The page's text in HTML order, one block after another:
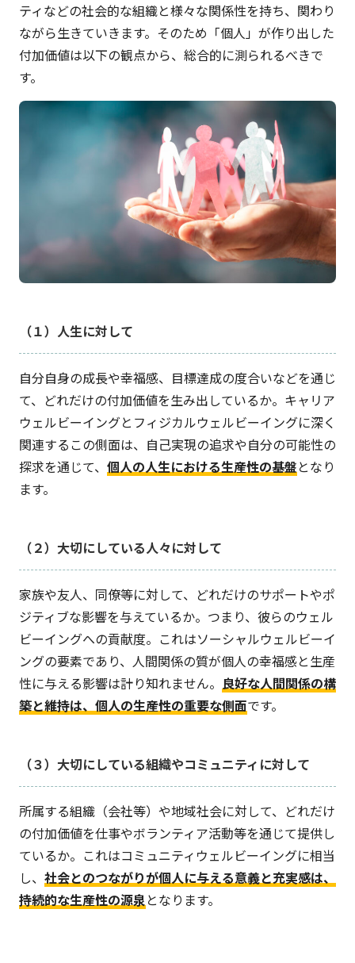
ティなどの社会的な組織と様々な関係性を持ち、関わり
ながら生きていきます。そのため「個人」が作り出した
付加価値は以下の観点から、総合的に測られるべきで
す。
（１）人生に対して
自分自身の成長や幸福感、目標達成の度合いなどを通じ
て、どれだけの付加価値を生み出しているか。キャリア
ウェルビーイングとフィジカルウェルビーイングに深く
関連するこの側面は、自己実現の追求や自分の可能性の
探求を通じて、 個人の人生における生産性の基盤となり
ます。
（２）大切にしている人々に対して
家族や友人、同僚等に対して、どれだけのサポートやポ
ジティブな影響を与えているか。つまり、彼らのウェル
ビーイングへの貢献度。これはソーシャルウェルビーイ
ングの要素であり、人間関係の質が個人の幸福感と生産
性に与える影響は計り知れません。 良好な人間関係の構
築と維持は、個人の生産性の重要な側面です。
（３）大切にしている組織やコミュニティに対して
所属する組織（会社等）や地域社会に対して、どれだけ
の付加価値を仕事やボランティア活動等を通じて提供し
ているか。これはコミュニティウェルビーイングに相当
し、 社会とのつながりが個人に与える意義と充実感は、
持続的な生産性の源泉となります。